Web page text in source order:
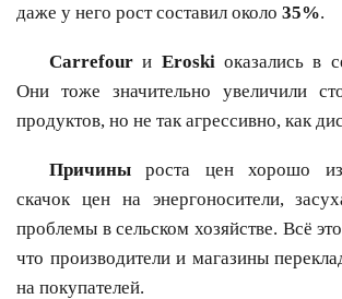
даже у него рост составил около 35%.
Carrefour и Eroski оказались в
Они тоже значительно увеличили
продуктов, но не так агрессивно, как
Причины роста цен хорошо
скачок цен на энергоносители,
проблемы в сельском хозяйстве. Всё
что производители и магазины
на покупателей.